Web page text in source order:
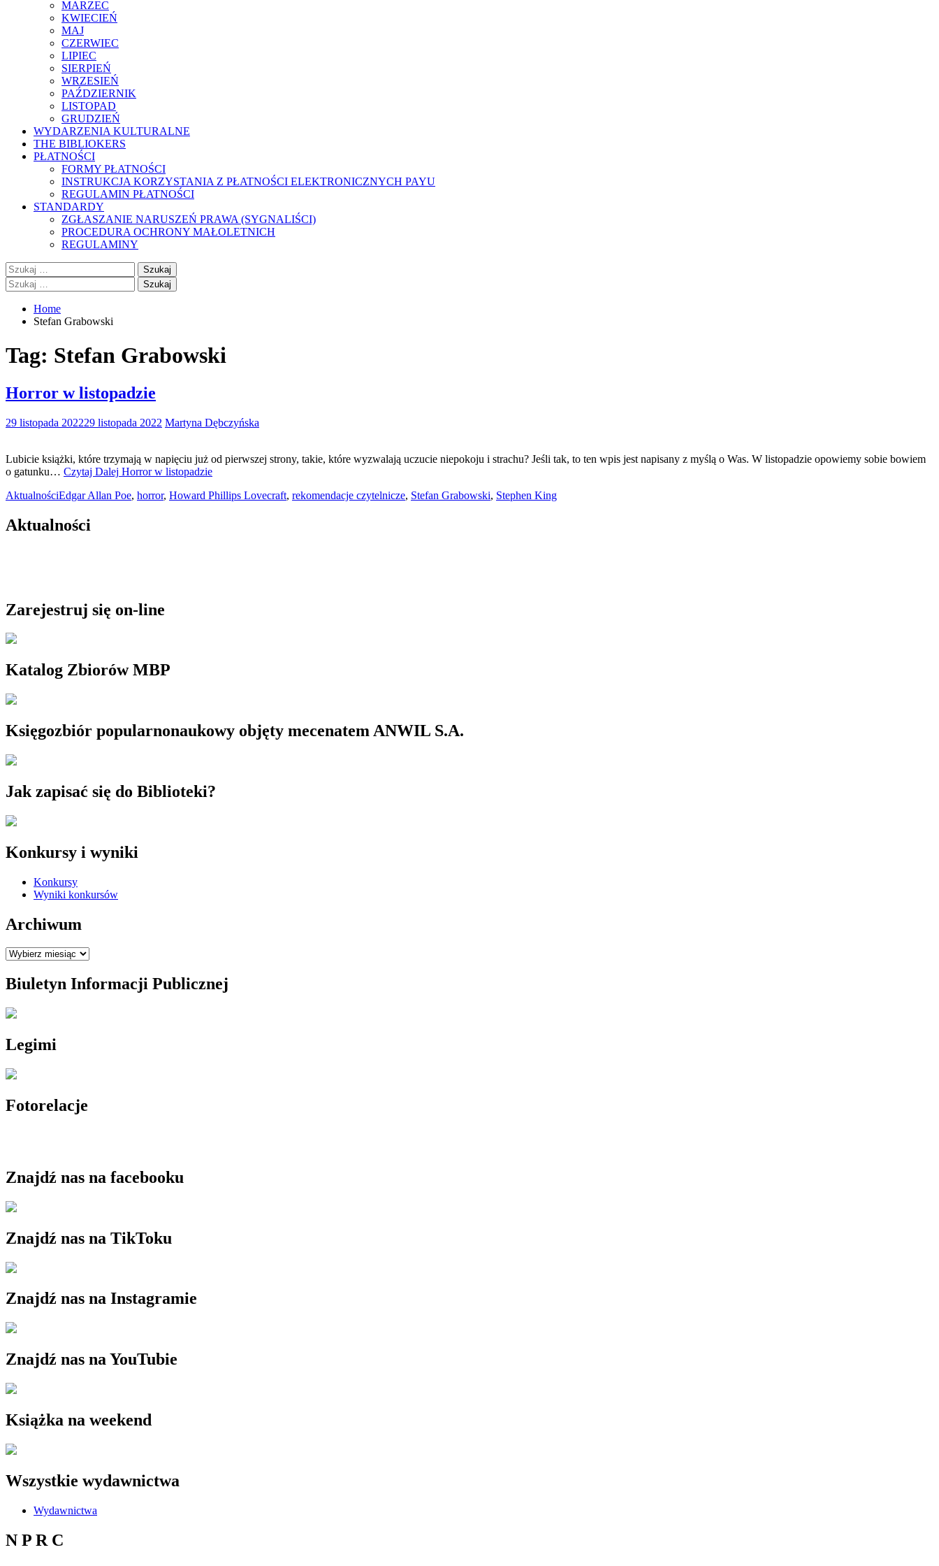
MARZEC
KWIECIEŃ
MAJ
CZERWIEC
LIPIEC
SIERPIEŃ
WRZESIEŃ
PAŹDZIERNIK
LISTOPAD
GRUDZIEŃ
WYDARZENIA KULTURALNE
THE BIBLIOKERS
PŁATNOŚCI
FORMY PŁATNOŚCI
INSTRUKCJA KORZYSTANIA Z PŁATNOŚCI ELEKTRONICZNYCH PAYU
REGULAMIN PŁATNOŚCI
STANDARDY
ZGŁASZANIE NARUSZEŃ PRAWA (SYGNALIŚCI)
PROCEDURA OCHRONY MAŁOLETNICH
REGULAMINY
Szukaj:
Szukaj:
Home
Stefan Grabowski
Tag: Stefan Grabowski
Horror w listopadzie
29 listopada 202229 listopada 2022 Martyna Dębczyńska
Lubicie książki, które trzymają w napięciu już od pierwszej strony, takie, które wyzwalają uczucie niepokoju i strachu? Jeśli tak, to ten wpis jest napisany z myślą o Was. W listopadzie opowiemy sobie bowiem
o gatunku… Czytaj Dalej Horror w listopadzie
AktualnościEdgar Allan Poe, horror, Howard Phillips Lovecraft, rekomendacje czytelnicze, Stefan Grabowski, Stephen King
Aktualności
Zarejestruj się on-line
Katalog Zbiorów MBP
Księgozbiór popularnonaukowy objęty mecenatem ANWIL S.A.
Jak zapisać się do Biblioteki?
Konkursy i wyniki
Konkursy
Wyniki konkursów
Archiwum
Archiwum
Biuletyn Informacji Publicznej
Legimi
Fotorelacje
Znajdź nas na facebooku
Znajdź nas na TikToku
Znajdź nas na Instagramie
Znajdź nas na YouTubie
Książka na weekend
Wszystkie wydawnictwa
Wydawnictwa
N P R C